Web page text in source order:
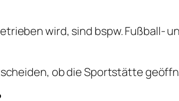
wird, sind bspw. Fußball-
ob die Sportstätte